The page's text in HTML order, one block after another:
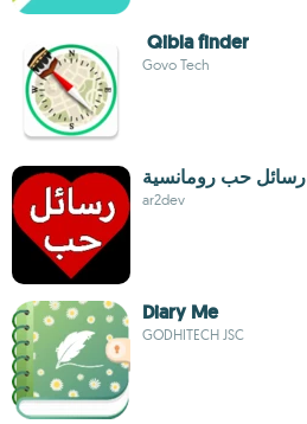
Qibla finder
Govo Tech
رسائل حب رومانسية
ar2dev
Diary Me
GODHITECH JSC